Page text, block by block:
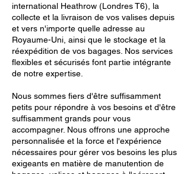
international Heathrow (Londres T6), la
collecte et la livraison de vos valises depuis
et vers n'importe quelle adresse au
Royaume-Uni, ainsi que le stockage et la
réexpédition de vos bagages. Nos services
flexibles et sécurisés font partie intégrante
de notre expertise.
Nous sommes fiers d'être suffisamment
petits pour répondre à vos besoins et d'être
suffisamment grands pour vous
accompagner. Nous offrons une approche
personnalisée et la force et l'expérience
nécessaires pour gérer vos besoins les plus
exigeants en matière de manutention de